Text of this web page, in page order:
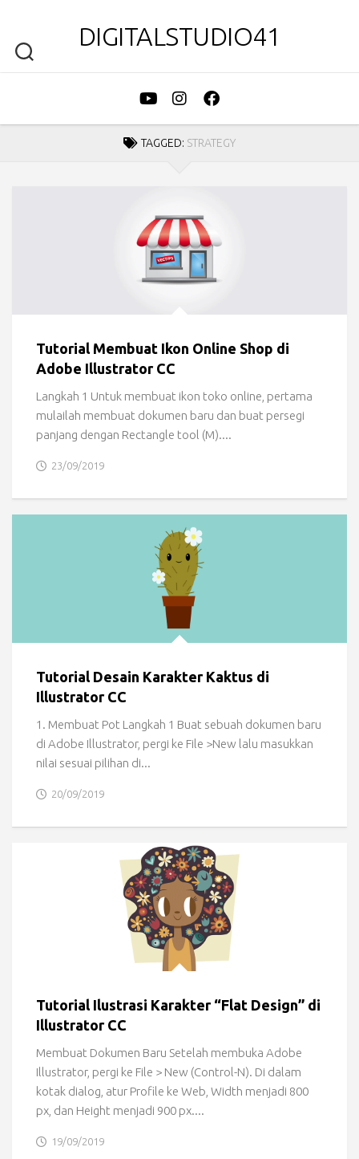
DIGITALSTUDIO41
TAGGED: STRATEGY
Tutorial Membuat Ikon Online Shop di
Adobe Illustrator CC
Langkah 1 Untuk membuat ikon toko online, pertama
mulailah membuat dokumen baru dan buat persegi
panjang dengan Rectangle tool (M)....
23/09/2019
Tutorial Desain Karakter Kaktus di
Illustrator CC
1. Membuat Pot Langkah 1 Buat sebuah dokumen baru
di Adobe Illustrator, pergi ke File >New lalu masukkan
nilai sesuai pilihan di...
20/09/2019
Tutorial Ilustrasi Karakter “Flat Design” di
Illustrator CC
Membuat Dokumen Baru Setelah membuka Adobe
Illustrator, pergi ke File > New (Control-N). Di dalam
kotak dialog, atur Profile ke Web, Width menjadi 800
px, dan Height menjadi 900 px....
19/09/2019